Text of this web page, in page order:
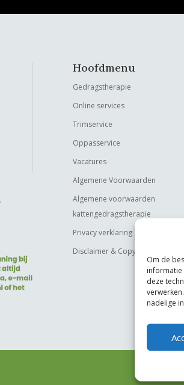
Om de
informatie
deze
nadelige
Hoofdmenu
Gedragstherapie
Online services
Trimservice
Oppasservice
Vacatures
Algemene Voorwaarden
Algemene voorwaarden
kattengedragstherapie
Privacy verklaring
Disclaimer & Copyright